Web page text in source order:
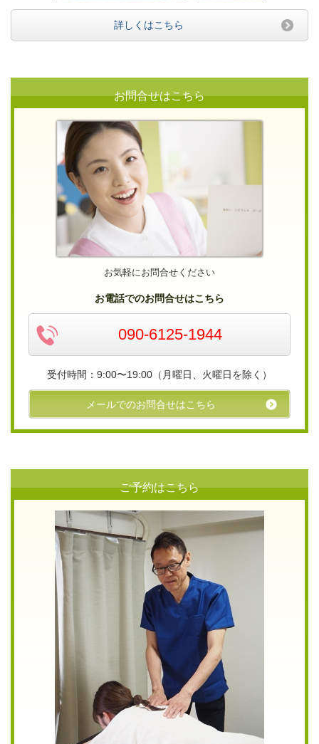
詳しくはこちら
お問合せはこちら
お気軽にお問合せください
お電話でのお問合せはこちら
090-6125-1944
受付時間：9:00〜19:00（月曜日、火曜日を除く）
メールでのお問合せはこちら
ご予約はこちら